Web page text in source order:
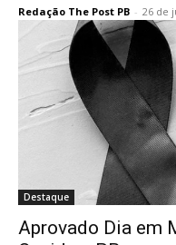
Redação The Post PB - 26 de
Destaque
Aprovado Dia em